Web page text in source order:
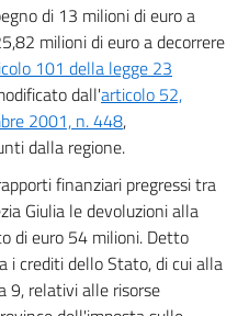
IV
FINALI
di 13 milioni di euro a
milioni di euro a decorrere
101 della legge 23
dall'articolo 52,
2001, n. 448,
dalla regione.
finanziari pregressi tra
Giulia le devoluzioni alla
di euro 54 milioni. Detto
i crediti dello Stato, di cui alla
9, relativi alle risorse